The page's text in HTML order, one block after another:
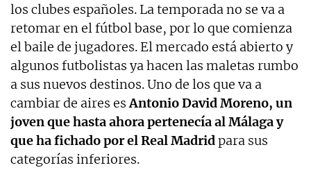
los clubes españoles. La temporada no se va a
retomar en el fútbol base, por lo que comienza
el baile de jugadores. El mercado está abierto y
algunos futbolistas ya hacen las maletas rumbo
a sus nuevos destinos. Uno de los que va a
cambiar de aires esAntonio David Moreno, un
joven que hasta ahora pertenecía al Málaga y
que ha fichado por el Real Madridpara sus
categorías inferiores.